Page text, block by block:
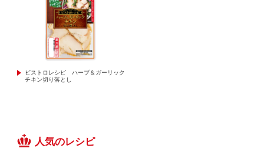
ビストロレシピ ハーブ＆ガーリック
チキン切り落とし
人気のレシピ